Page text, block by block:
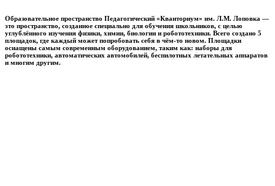
Образовательное пространство Педагогический «Кванториум» им. Л.М. Лоповка —
это пространство, созданное специально для обучения школьников, с целью
углублённого изучения физики, химии, биологии и робототехники. Всего создано 5
площадок, где каждый может попробовать себя в чём-то новом. Площадки
оснащены самым современным оборудованием, таким как: наборы для
робототехники, автоматических автомобилей, беспилотных летательных аппаратов
и многим другим.